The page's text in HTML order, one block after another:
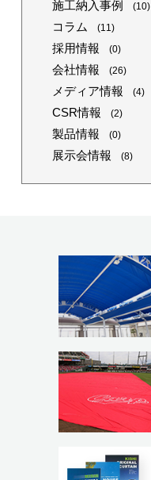
施工納入事例 (10)
コラム (11)
採用情報 (0)
会社情報 (26)
メディア情報 (4)
CSR情報 (2)
製品情報 (0)
展示会情報 (8)